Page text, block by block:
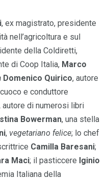
, ex magistrato, presidente
nell’agricoltura e sul
della Coldiretti,
di Coop Italia, Marco
Domenico Quirico, autore
e conduttore
autore di numerosi libri
Bowerman, una stella
, vegetariano felice; lo chef
Camilla Baresani;
Maci; il pasticcere Iginio
Italiana della